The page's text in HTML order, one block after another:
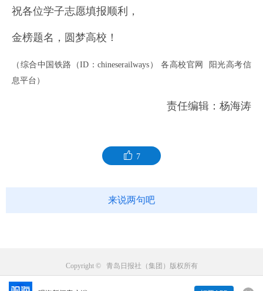
祝各位学子志愿填报顺利，
金榜题名，圆梦高校！
（综合中国铁路（ID：chineserailways） 各高校官网 阳光高考信
息平台）
责任编辑：杨海涛
7
来说两句吧
Copyright © 青岛日报社（集团）版权所有